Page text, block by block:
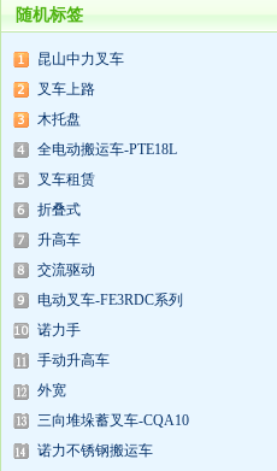
随机标签
昆山中力叉车
叉车上路
木托盘
全电动搬运车-PTE18L
叉车租赁
折叠式
升高车
交流驱动
电动叉车-FE3RDC系列
诺力手
手动升高车
外宽
三向堆垛蓄叉车-CQA10
诺力不锈钢搬运车